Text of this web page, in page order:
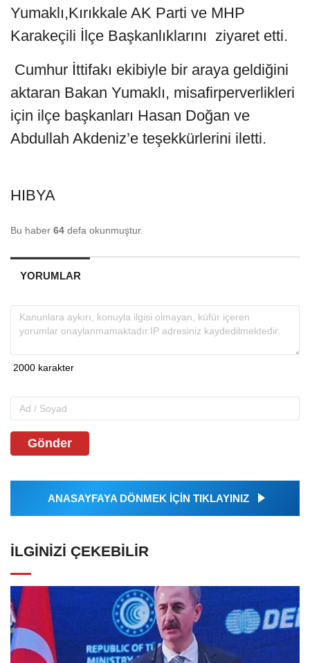
Yumaklı,Kırıkkale AK Parti ve MHP
Karakeçili İlçe Başkanlıklarını ziyaret etti.
Cumhur İttifakı ekibiyle bir araya geldiğini
aktaran Bakan Yumaklı, misafirperverlikleri
için ilçe başkanları Hasan Doğan ve
Abdullah Akdeniz’e teşekkürlerini iletti.
HIBYA
Bu haber 64 defa okunmuştur.
YORUMLAR
Gönder
ANASAYFAYA DÖNMEK İÇİN TIKLAYINIZ
İLGINIZI ÇEKEBILIR